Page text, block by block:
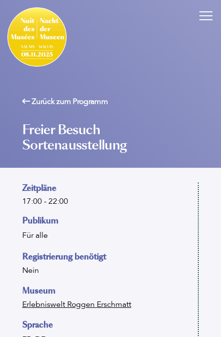
Zurück zum Programm
Freier Besuch
Sortenausstellung
Zeitpläne
17:00 - 22:00
Publikum
Für alle
Registrierung benötigt
Nein
Museum
Erlebniswelt Roggen Erschmatt
Sprache